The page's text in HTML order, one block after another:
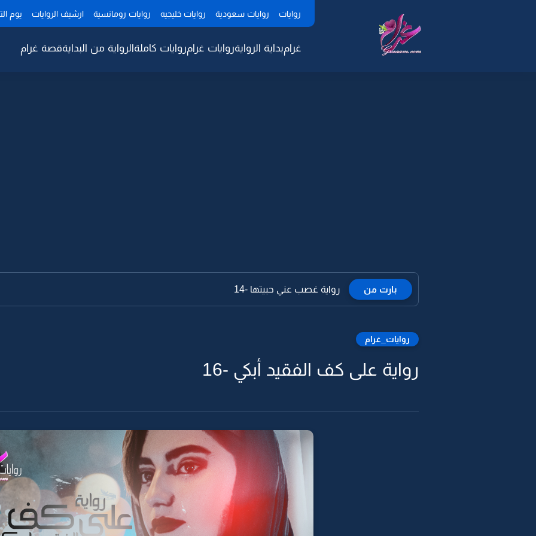
روايات روايات سعودية روايات خليجيه روايات رومانسية ارشيف الروايات يوم
غرامبداية الروايةروايات غرامروايات كاملةالرواية من البدايةقصة غرام
بارت من رواية غصب عني حبيتها -14
روايات_غرام
رواية على كف الفقيد أبكي -16